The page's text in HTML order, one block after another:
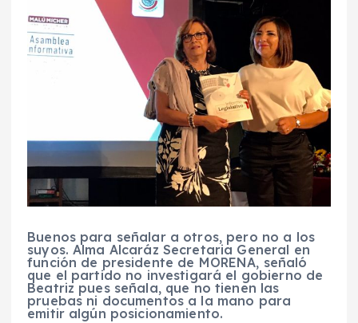
Buenos para señalar a otros, pero no a los
suyos. Alma Alcaráz Secretaria General en
función de presidente de MORENA, señaló
que el partido no investigará el gobierno de
Beatriz pues señala, que no tienen las
pruebas ni documentos a la mano para
emitir algún posicionamiento.